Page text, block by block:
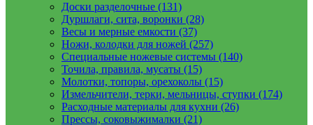
Доски разделочные (131)
Дуршлаги, сита, воронки (28)
Весы и мерные емкости (37)
Ножи, колодки для ножей (257)
Специальные ножевые системы (140)
Точила, правила, мусаты (15)
Молотки, топоры, орехоколы (15)
Измельчители, терки, мельницы, ступки (174)
Расходные материалы для кухни (26)
Прессы, соковыжималки (21)